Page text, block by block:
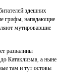
здешних
грифы, нападающие
мутировавшие
развалины
Катаклизма, а ныне
там и тут остовы